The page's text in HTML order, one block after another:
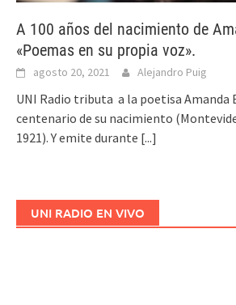
A 100 años del nacimiento de
«Poemas en su propia voz».
agosto 20, 2021 Alejandro Puig
UNI Radio tributa a la poetisa Amanda
centenario de su nacimiento
1921). Y emite durante [...]
UNI RADIO EN VIVO